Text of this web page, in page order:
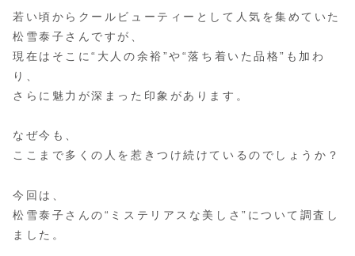
若い頃からクールビューティーとして人気を集めていた
松雪泰子さんですが、
現在はそこに“大人の余裕”や“落ち着いた品格”も加わ
り、
さらに魅力が深まった印象があります。
なぜ今も、
ここまで多くの人を惹きつけ続けているのでしょうか？
今回は、
松雪泰子さんの“ミステリアスな美しさ”について調査し
ました。